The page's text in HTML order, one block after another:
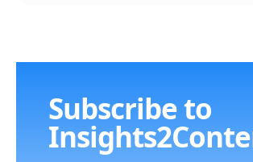
Subscribe to